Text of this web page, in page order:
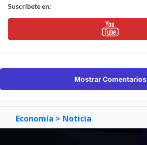
Suscríbete en:
Mostrar Comentarios
Economía > Noticia